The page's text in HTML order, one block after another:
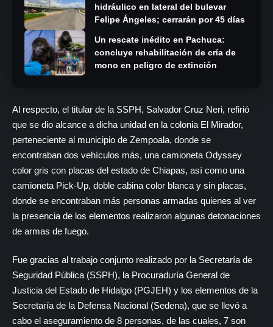
hidráulico en lateral del bulevar
Felipe Ángeles; cerrarán por 45 días
Un rescate inédito en Pachuca:
concluye rehabilitación de cría de
mono en peligro de extinción
Al respecto, el titular de la SSPH, Salvador Cruz Neri, refirió
que se dio alcance a dicha unidad en la colonia El Mirador,
perteneciente al municipio de Zempoala, donde se
encontraban dos vehículos más, una camioneta Odyssey
color gris con placas del estado de Chiapas, así como una
camioneta Pick-Up, doble cabina color blanca y sin placas,
donde se encontraban más personas armadas quienes al ver
la presencia de los elementos realizaron algunas detonaciones
de armas de fuego.
Fue gracias al trabajo conjunto realizado por la Secretaría de
Seguridad Pública (SSPH), la Procuraduría General de
Justicia del Estado de Hidalgo (PGJEH) y los elementos de la
Secretaría de la Defensa Nacional (Sedena), que se llevó a
cabo el aseguramiento de 8 personas, de las cuales, 7 son